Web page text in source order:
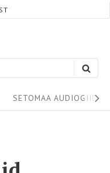
SETOMAA AUDIOGIIDID